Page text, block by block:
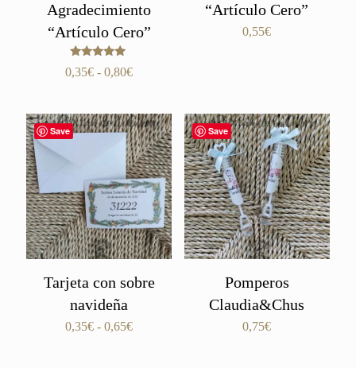
Agradecimiento
“Artículo Cero”
Valorado
con
0,35€ - 0,80€Rango
desde
0,35€
hasta
0,80€
“Artículo Cero”
0,55€
Save
Tarjeta con sobre
navideña
0,35€ - 0,65€Rango
Save
Pomperos
Claudia&Chus
0,75€